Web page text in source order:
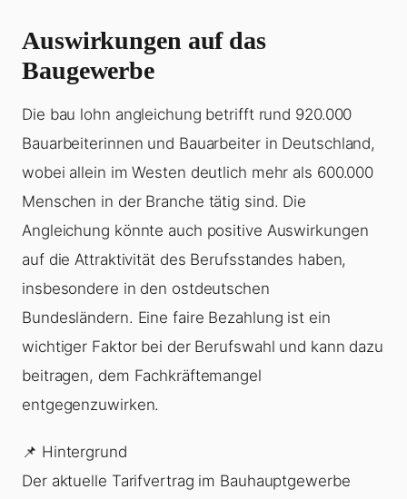
Auswirkungen auf das
Baugewerbe
Die bau lohn angleichung betrifft rund 920.000
Bauarbeiterinnen und Bauarbeiter in Deutschland,
wobei allein im Westen deutlich mehr als 600.000
Menschen in der Branche tätig sind. Die
Angleichung könnte auch positive Auswirkungen
auf die Attraktivität des Berufsstandes haben,
insbesondere in den ostdeutschen
Bundesländern. Eine faire Bezahlung ist ein
wichtiger Faktor bei der Berufswahl und kann dazu
beitragen, dem Fachkräftemangel
entgegenzuwirken.
📌 Hintergrund
Der aktuelle Tarifvertrag im Bauhauptgewerbe